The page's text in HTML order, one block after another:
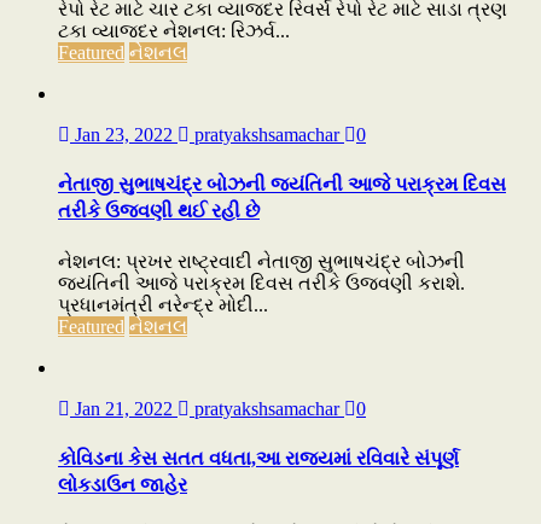
રેપો રેટ માટે ચાર ટકા વ્યાજદર રિવર્સ રેપો રેટ માટે સાડા ત્રણ
ટકા વ્યાજદર નેશનલ: રિઝર્વ...
Featured નેશનલ
Jan 23, 2022 pratyakshsamachar 0
નેતાજી સુભાષચંદ્ર બોઝની જયંતિની આજે પરાક્રમ દિવસ
તરીકે ઉજવણી થઈ રહી છે
નેશનલ: પ્રખર રાષ્ટ્રવાદી નેતાજી સુભાષચંદ્ર બોઝની
જયંતિની આજે પરાક્રમ દિવસ તરીકે ઉજવણી કરાશે.
પ્રધાનમંત્રી નરેન્દ્ર મોદી...
Featured નેશનલ
Jan 21, 2022 pratyakshsamachar 0
કોવિડના કેસ સતત વધતા,આ રાજ્યમાં રવિવારે સંપૂર્ણ
લોકડાઉન જાહેર